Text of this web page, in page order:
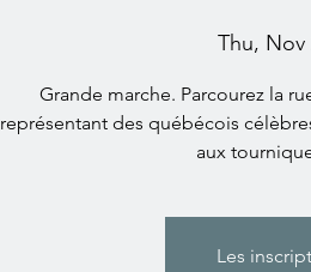
Thu, Nov
Grande marche. Parcourez la
représentant des québécois
aux
Les